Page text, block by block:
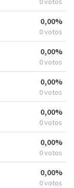
0,00%
0 votos
0,00%
0 votos
0,00%
0 votos
0,00%
0 votos
0,00%
0 votos
0,00%
0 votos